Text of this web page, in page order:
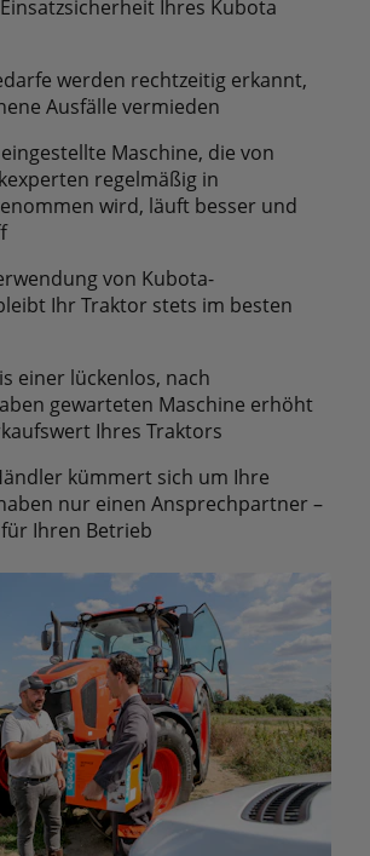
Ihres Kubota
werden rechtzeitig erkannt,
Ausfälle vermieden
Maschine, die von
regelmäßig in
wird, läuft besser und
von Kubota-
Ihr Traktor stets im besten
einer lückenlos, nach
gewarteten Maschine erhöht
Ihres Traktors
kümmert sich um Ihre
nur einen Ansprechpartner –
Ihren Betrieb